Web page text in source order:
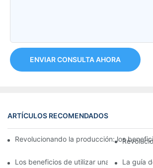
ENVIAR CONSULTA AHORA
ARTÍCULOS RECOMENDADOS
Revolucionando la producción: los
Los beneficios de utilizar una máquina
La guía